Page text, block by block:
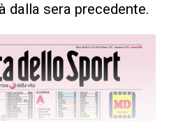
dalla sera precedente.